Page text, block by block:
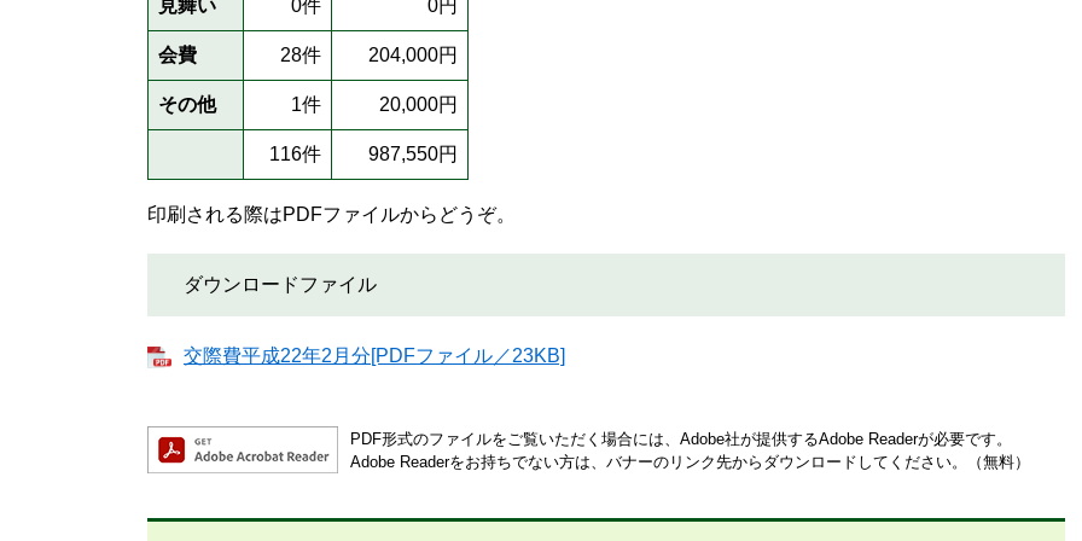
見舞い 0件 0円
会費 28件 204,000円
その他 1件 20,000円
116件 987,550円
印刷される際はPDFファイルからどうぞ。
ダウンロードファイル
交際費平成22年2月分[PDFファイル／23KB]
PDF形式のファイルをご覧いただく場合には、Adobe社が提供するAdobe Readerが必要です。
Adobe Readerをお持ちでない方は、バナーのリンク先からダウンロードしてください。（無料）